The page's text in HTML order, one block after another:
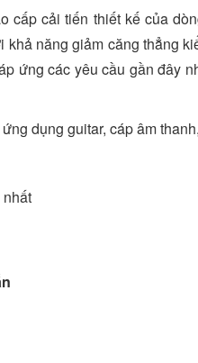
cấp cải tiến thiết kế của
năng giảm căng thẳng
ứng các yêu cầu gần đây
dụng guitar, cáp âm